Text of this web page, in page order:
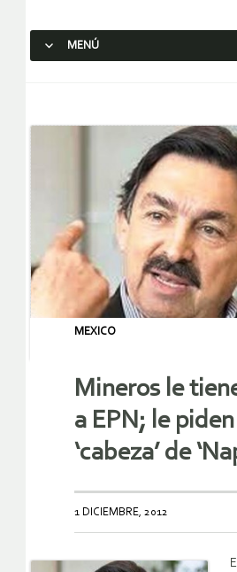
MENÚ
MEXICO
Mineros le
a EPN; le
‘cabeza’ de
1 DICIEMBRE, 2012